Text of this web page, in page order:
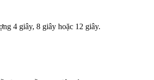
4 giây, 8 giây hoặc 12 giây.